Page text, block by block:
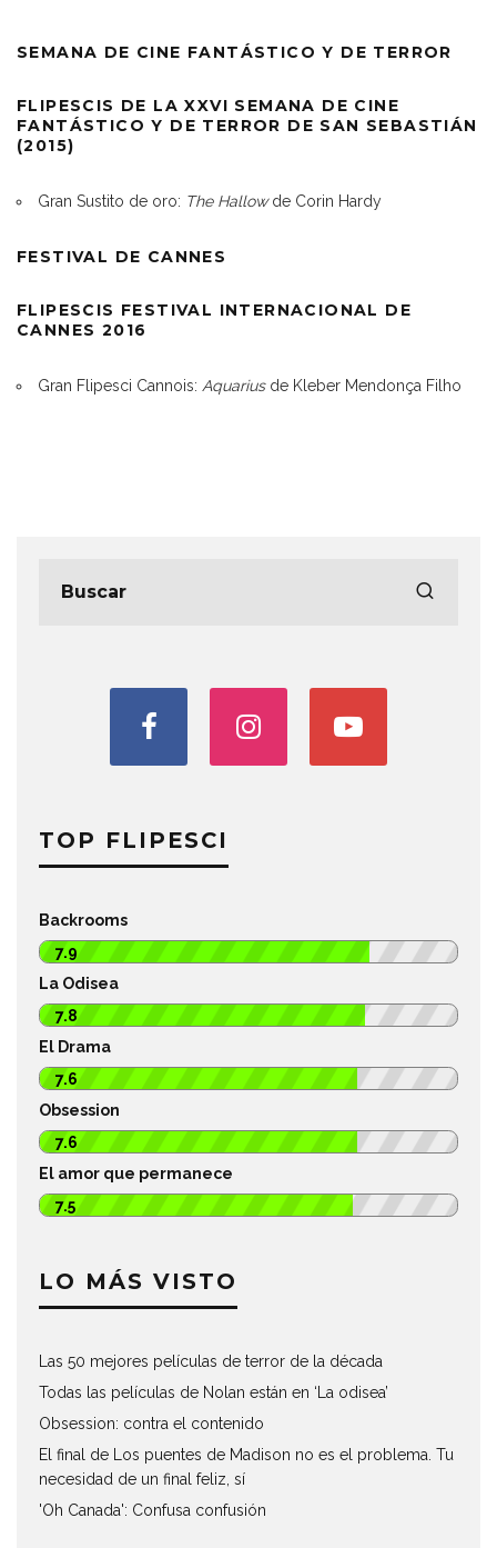
SEMANA DE CINE FANTÁSTICO Y DE TERROR
FLIPESCIS DE LA XXVI SEMANA DE CINE
FANTÁSTICO Y DE TERROR DE SAN SEBASTIÁN
(2015)
Gran Sustito de oro: The Hallowde Corin Hardy
FESTIVAL DE CANNES
FLIPESCIS FESTIVAL INTERNACIONAL DE
CANNES 2016
Gran Flipesci Cannois: Aquariusde Kleber Mendonça Filho
TOP FLIPESCI
Backrooms
7.9
La Odisea
7.8
El Drama
7.6
Obsession
7.6
El amor que permanece
7.5
LO MÁS VISTO
Las 50 mejores películas de terror de la década
Todas las películas de Nolan están en ‘La odisea’
Obsession: contra el contenido
El final de Los puentes de Madison no es el problema. Tu
necesidad de un final feliz, sí
'Oh Canada': Confusa confusión